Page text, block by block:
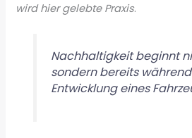
wird hier gelebte Praxis.
Nachhaltigkeit beginnt
sondern bereits
Entwicklung eines